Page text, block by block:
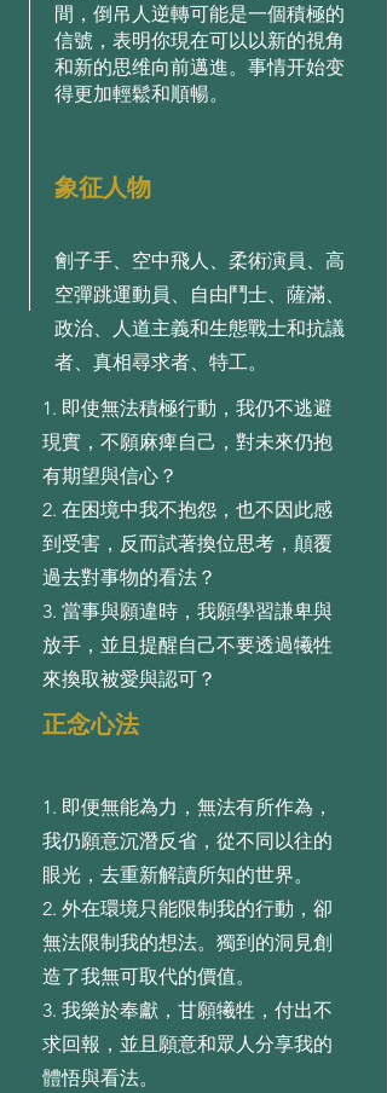
間，倒吊人逆轉可能是一個積極的
信號，表明你現在可以以新的視角
和新的思维向前邁進。事情开始变
得更加輕鬆和順暢。
象征人物
劊子手、空中飛人、柔術演員、高
空彈跳運動員、自由鬥士、薩滿、
政治、人道主義和生態戰士和抗議
者、真相尋求者、特工。
1. 即使無法積極⾏動，我仍不逃避
現實，不願⿇痺⾃⼰，對未來仍抱
有期望與信⼼？
2. 在困境中我不抱怨，也不因此感
到受害，反⽽試著換位思考，顛覆
過去對事物的看法？
3. 當事與願違時，我願學習謙卑與
放⼿，並且提醒⾃⼰不要透過犧牲
來換取被愛與認可？
正念心法
1. 即便無能為⼒，無法有所作為，
我仍願意沉潛反省，從不同以往的
眼光，去重新解讀所知的世界。
2. 外在環境只能限制我的⾏動，卻
無法限制我的想法。獨到的洞⾒創
造了我無可取代的價值。
3. 我樂於奉獻，⽢願犧牲，付出不
求回報，並且願意和眾⼈分享我的
體悟與看法。